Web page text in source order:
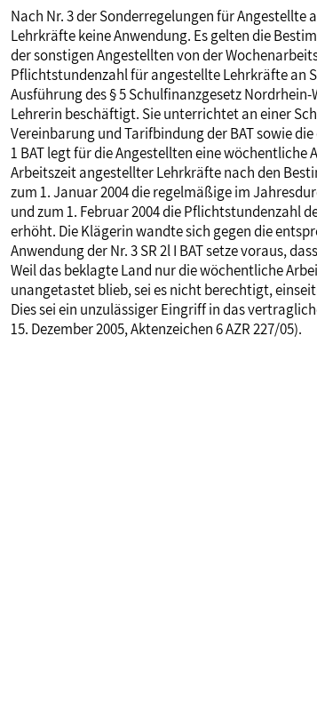
MITBESTIMMUNG
MITGLIEDSCHAFT & SERVICE
Nach Nr. 3 der Sonderregelungen für Angestellte
Lehrkräfte keine Anwendung. Es gelten die
der sonstigen Angestellten von der
Pflichtstundenzahl für angestellte Lehrkräfte an
Ausführung des § 5 Schulfinanzgesetz
Lehrerin beschäftigt. Sie unterrichtet an einer
Vereinbarung und Tarifbindung der BAT sowie
1 BAT legt für die Angestellten eine wöchentliche
Arbeitszeit angestellter Lehrkräfte nach den
zum 1. Januar 2004 die regelmäßige im
und zum 1. Februar 2004 die Pflichtstundenzahl
erhöht. Die Klägerin wandte sich gegen die
Anwendung der Nr. 3 SR 2l I BAT setze voraus,
Weil das beklagte Land nur die wöchentliche
unangetastet blieb, sei es nicht berechtigt,
Dies sei ein unzulässiger Eingriff in das
15. Dezember 2005, Aktenzeichen 6 AZR 227/05).